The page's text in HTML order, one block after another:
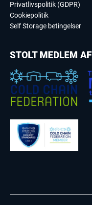
Privatlivspolitik (GDPR)
Cookiepolitik
Self Storage betingelser
STOLT MEDLEM AF